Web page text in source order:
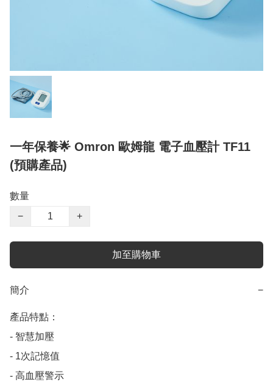
一年保養🌟 Omron 歐姆龍 電子血壓計 TF11
(預購產品)
數量
−
+
加至購物車
簡介 −
產品特點：
- 智慧加壓
- 1次記憶值
- 高血壓警示